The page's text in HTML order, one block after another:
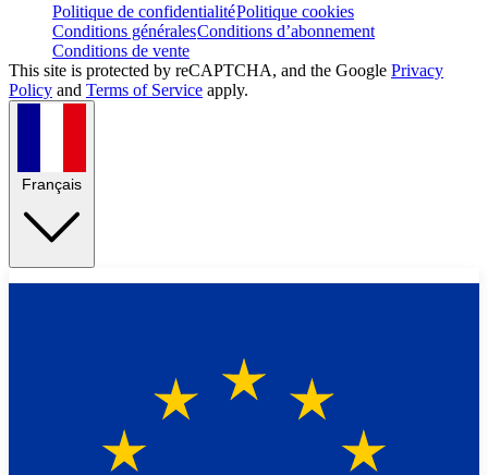
Politique de confidentialitéPolitique cookies
Conditions généralesConditions d’abonnement
Conditions de vente
This site is protected by reCAPTCHA, and the Google Privacy
Policy and Terms of Service apply.
Français